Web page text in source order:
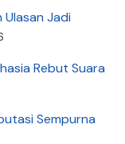
Ulasan Jadi
Rebut Suara
Sempurna